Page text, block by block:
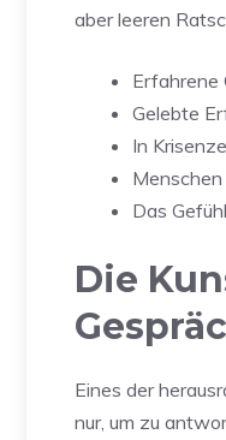
aber leeren
Erfahrene
Gelebte
In
Das
Die
Eines der
nur, um zu